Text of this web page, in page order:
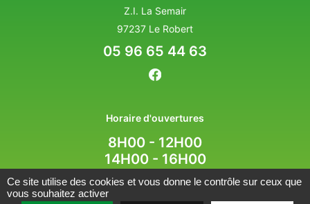
Z.I. La Semair
97237 Le Robert
05 96 65 44 63
Horaire d'ouvertures
8H00 - 12H00
14H00 - 16H00
MENTIONS LÉGALES
Ce site utilise des cookies et vous donne le contrôle sur ceux que
vous souhaitez activer